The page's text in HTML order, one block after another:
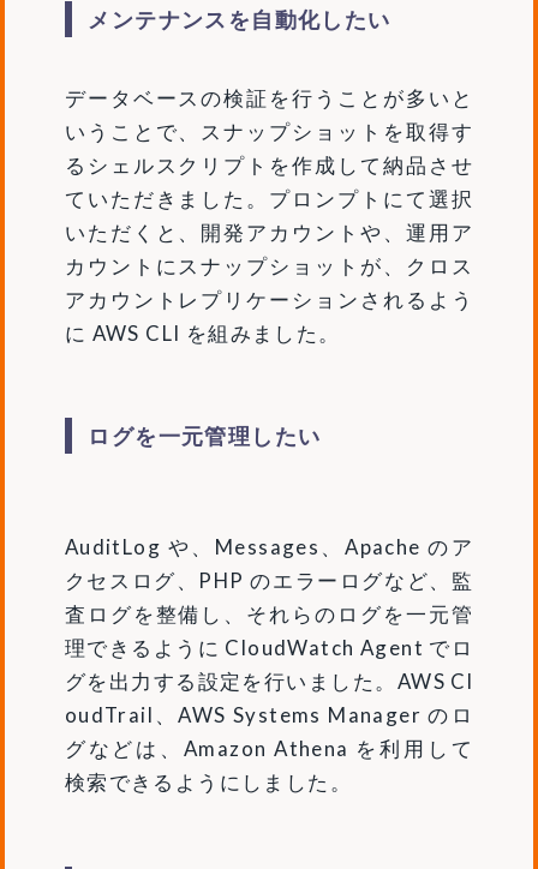
メンテナンスを自動化したい
データベースの検証を行うことが多いと
いうことで、スナップショットを取得す
るシェルスクリプトを作成して納品させ
ていただきました。プロンプトにて選択
いただくと、開発アカウントや、運用ア
カウントにスナップショットが、クロス
アカウントレプリケーションされるよう
に AWS CLI を組みました。
ログを一元管理したい
AuditLog や、Messages、Apache のア
クセスログ、PHP のエラーログなど、監
査ログを整備し、それらのログを一元管
理できるように CloudWatch Agent でロ
グを出力する設定を行いました。AWS Cl
oudTrail、AWS Systems Manager のロ
グなどは、Amazon Athena を利用して
検索できるようにしました。